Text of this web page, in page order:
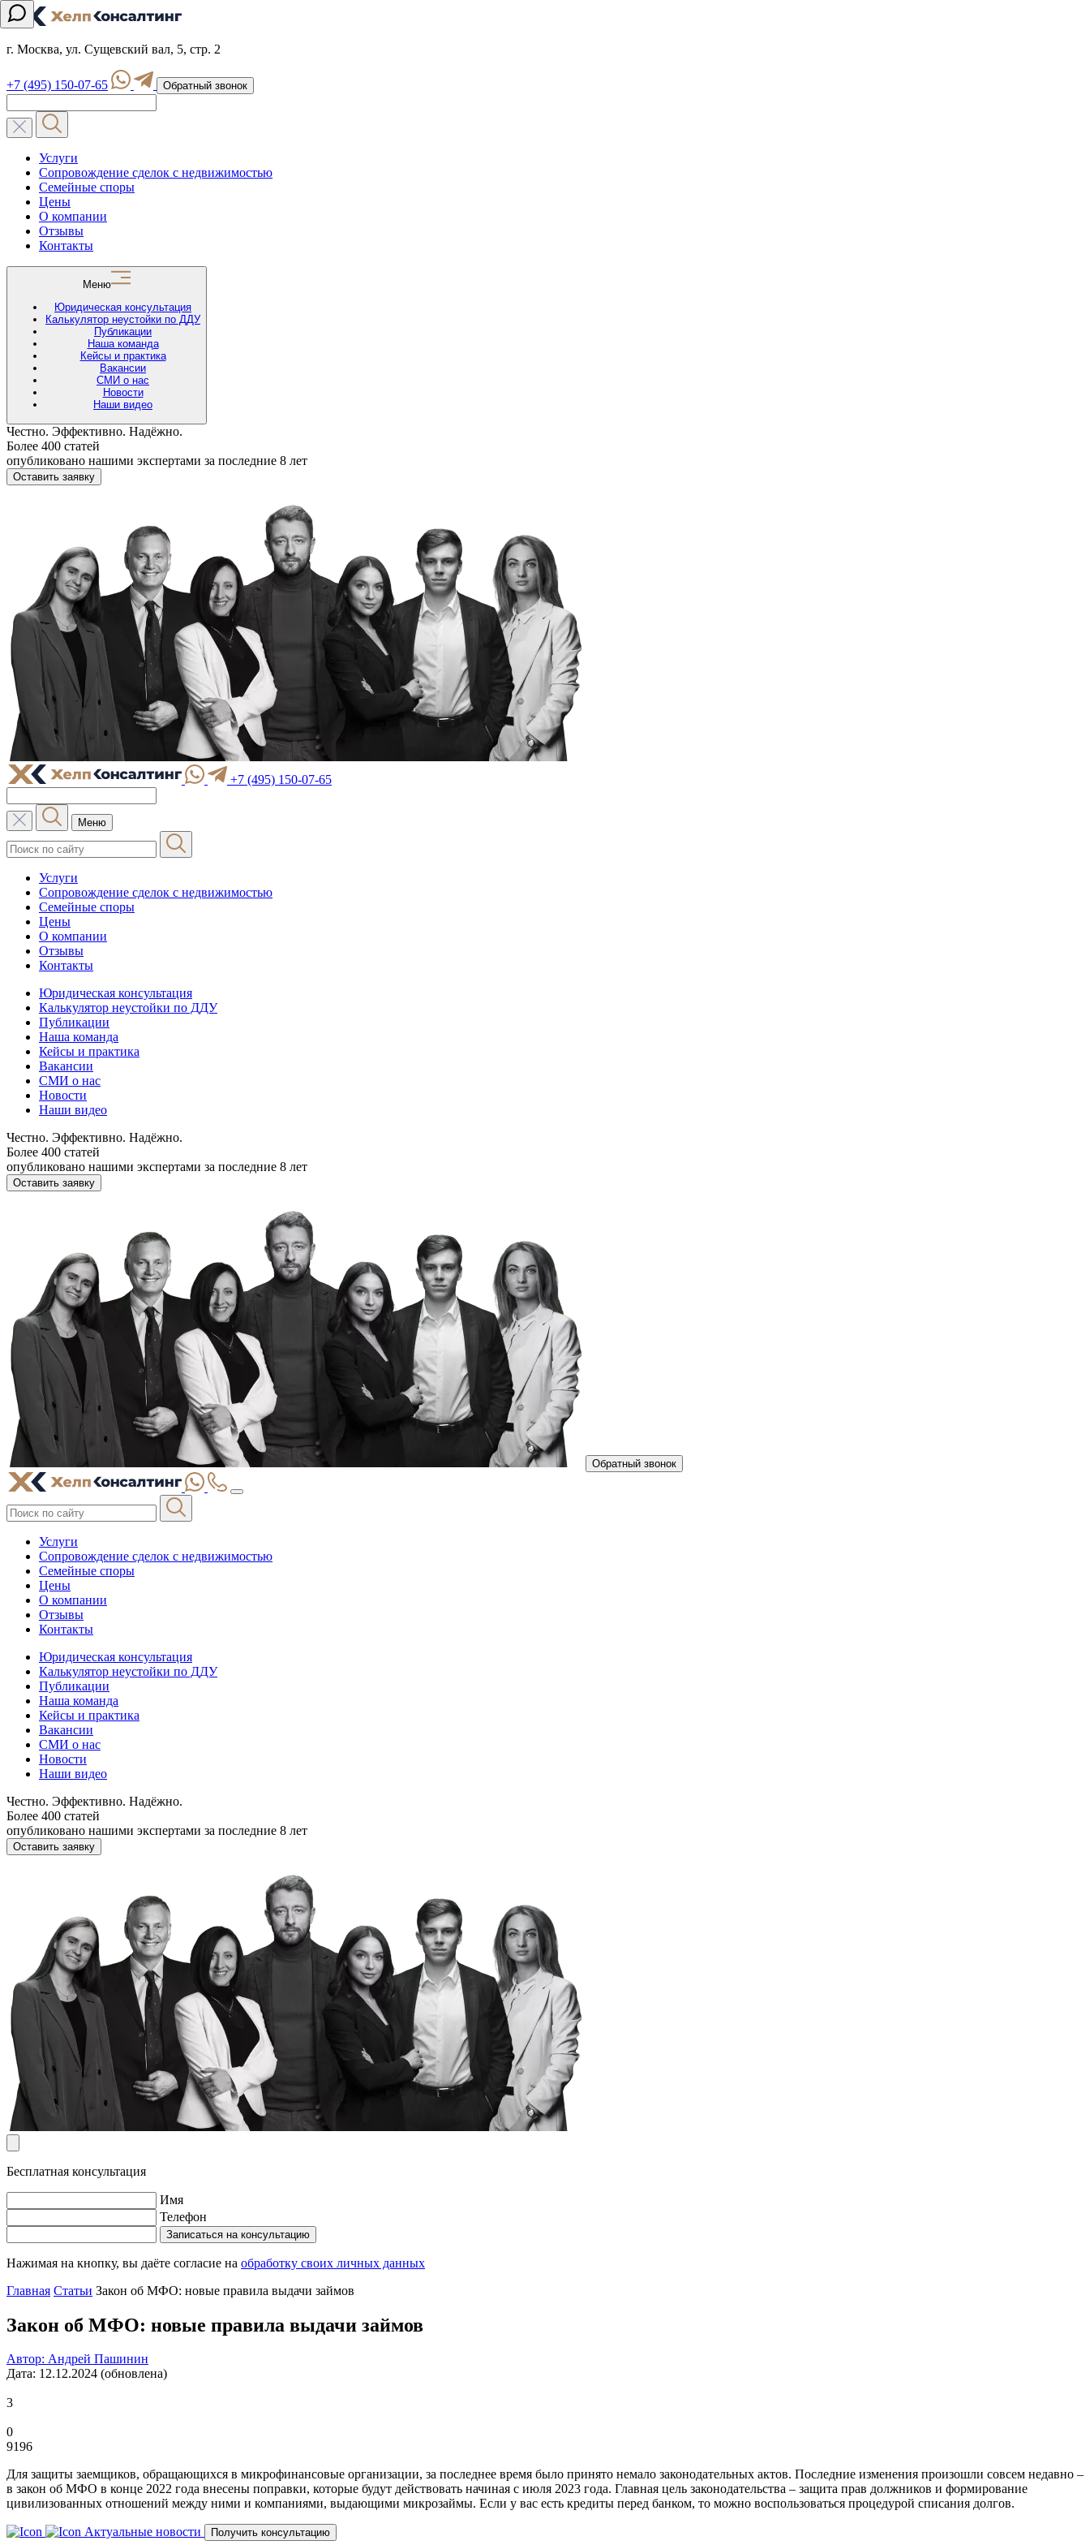
г. Москва, ул. Сущевский вал, 5, стр. 2
+7 (495) 150-07-65 Обратный звонок
Услуги
Сопровождение сделок с недвижимостью
Семейные споры
Цены
О компании
Отзывы
Контакты
Меню
Юридическая консультация
Калькулятор неустойки по ДДУ
Публикации
Наша команда
Кейсы и практика
Вакансии
СМИ о нас
Новости
Наши видео
Честно. Эффективно. Надёжно.
Более 400 статей
опубликовано нашими экспертами за последние 8 лет
Оставить заявку
+7 (495) 150-07-65
Меню
Услуги
Сопровождение сделок с недвижимостью
Семейные споры
Цены
О компании
Отзывы
Контакты
Юридическая консультация
Калькулятор неустойки по ДДУ
Публикации
Наша команда
Кейсы и практика
Вакансии
СМИ о нас
Новости
Наши видео
Честно. Эффективно. Надёжно.
Более 400 статей
опубликовано нашими экспертами за последние 8 лет
Оставить заявку
Обратный звонок
Услуги
Сопровождение сделок с недвижимостью
Семейные споры
Цены
О компании
Отзывы
Контакты
Юридическая консультация
Калькулятор неустойки по ДДУ
Публикации
Наша команда
Кейсы и практика
Вакансии
СМИ о нас
Новости
Наши видео
Честно. Эффективно. Надёжно.
Более 400 статей
опубликовано нашими экспертами за последние 8 лет
Оставить заявку
Бесплатная консультация
Имя
Телефон
Записаться на консультацию
Нажимая на кнопку, вы даёте согласие на обработку своих личных данных
Главная Статьи Закон об МФО: новые правила выдачи займов
Закон об МФО: новые правила выдачи займов
Автор: Андрей Пашинин
Дата: 12.12.2024 (обновлена)
3
0
9196
Для защиты заемщиков, обращающихся в микрофинансовые организации, за последнее время было принято немало законодательных актов. Последние изменения произошли совсем недавно –
в закон об МФО в конце 2022 года внесены поправки, которые будут действовать начиная с июля 2023 года. Главная цель законодательства – защита прав должников и формирование
цивилизованных отношений между ними и компаниями, выдающими микрозаймы. Если у вас есть кредиты перед банком, то можно воспользоваться процедурой списания долгов.
Актуальные новости Получить консультацию